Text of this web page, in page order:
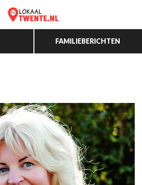
FAMILIEBERICHTEN